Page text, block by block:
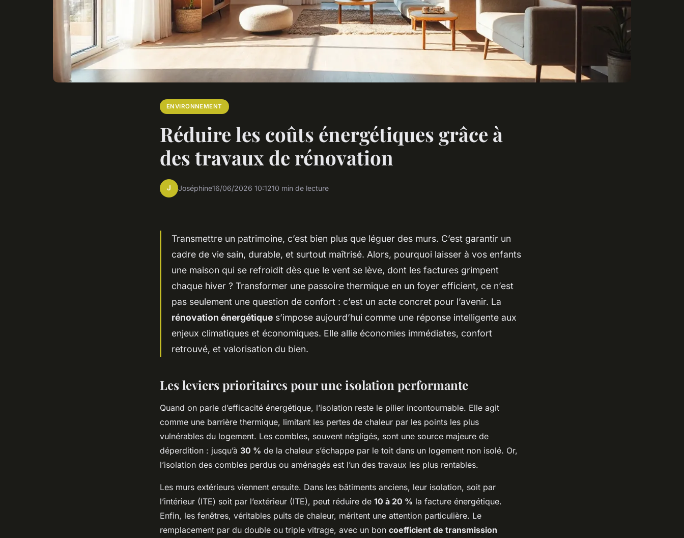
ENVIRONNEMENT
Réduire les coûts énergétiques grâce à
des travaux de rénovation
J Joséphine16/06/2026 10:1210 min de lecture
Transmettre un patrimoine, c’est bien plus que léguer des murs. C’est garantir un
cadre de vie sain, durable, et surtout maîtrisé. Alors, pourquoi laisser à vos enfants
une maison qui se refroidit dès que le vent se lève, dont les factures grimpent
chaque hiver ? Transformer une passoire thermique en un foyer efficient, ce n’est
pas seulement une question de confort : c’est un acte concret pour l’avenir. La
rénovation énergétique s’impose aujourd’hui comme une réponse intelligente aux
enjeux climatiques et économiques. Elle allie économies immédiates, confort
retrouvé, et valorisation du bien.
Les leviers prioritaires pour une isolation performante
Quand on parle d’efficacité énergétique, l’isolation reste le pilier incontournable. Elle agit
comme une barrière thermique, limitant les pertes de chaleur par les points les plus
vulnérables du logement. Les combles, souvent négligés, sont une source majeure de
déperdition : jusqu’à 30 % de la chaleur s’échappe par le toit dans un logement non isolé. Or,
l’isolation des combles perdus ou aménagés est l’un des travaux les plus rentables.
Les murs extérieurs viennent ensuite. Dans les bâtiments anciens, leur isolation, soit par
l’intérieur (ITE) soit par l’extérieur (ITE), peut réduire de 10 à 20 % la facture énergétique.
Enfin, les fenêtres, véritables puits de chaleur, méritent une attention particulière. Le
remplacement par du double ou triple vitrage, avec un bon coefficient de transmission